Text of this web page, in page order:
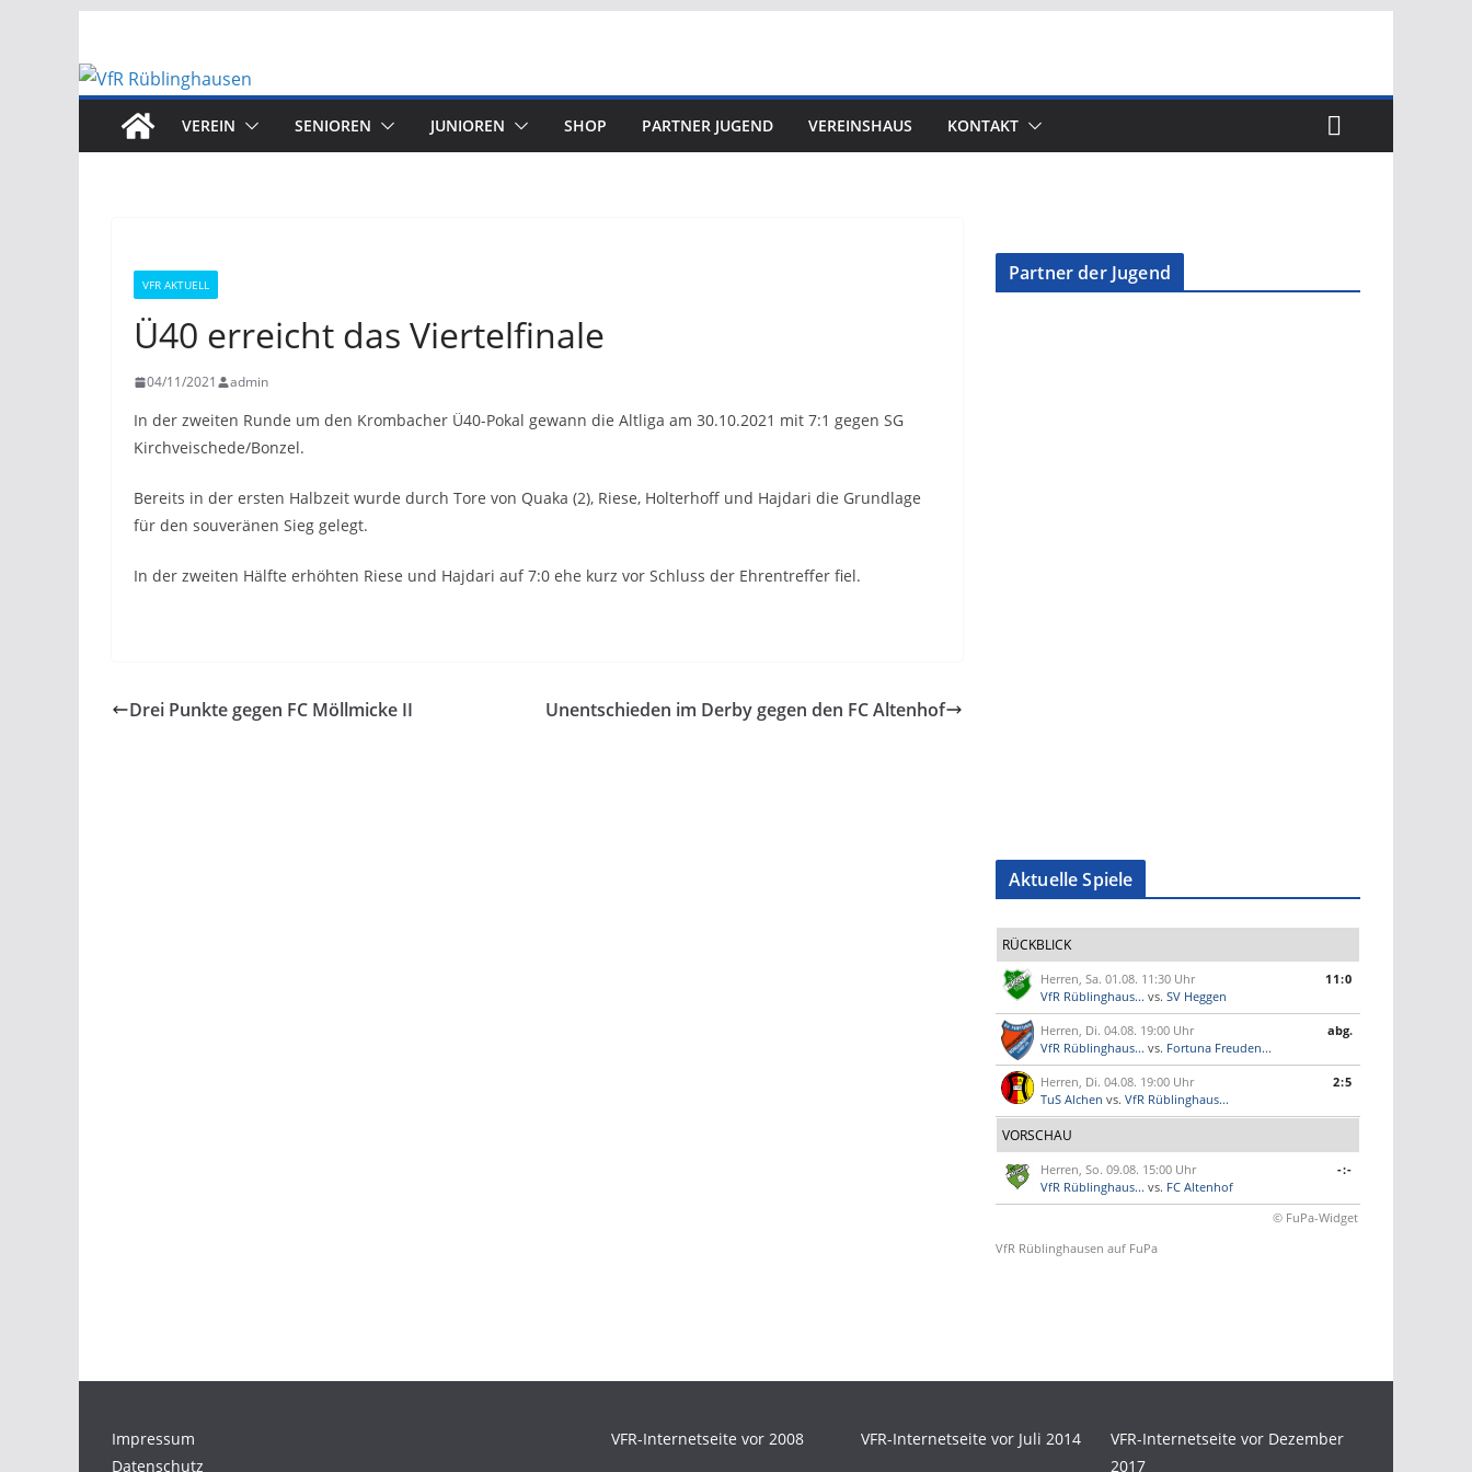
springen
VEREIN SENIOREN JUNIOREN SHOP PARTNER JUGEND VEREINSHAUS KONTAKT
VFR AKTUELL
Ü40 erreicht das Viertelfinale
04/11/2021 admin
In der zweiten Runde um den Krombacher Ü40-Pokal gewann die Altliga am 30.10.2021 mit 7:1 gegen SG
Kirchveischede/Bonzel.
Bereits in der ersten Halbzeit wurde durch Tore von Quaka (2), Riese, Holterhoff und Hajdari die Grundlage
für den souveränen Sieg gelegt.
In der zweiten Hälfte erhöhten Riese und Hajdari auf 7:0 ehe kurz vor Schluss der Ehrentreffer fiel.
Drei Punkte gegen FC Möllmicke II Unentschieden im Derby gegen den FC Altenhof
Partner der Jugend
Aktuelle Spiele
RÜCKBLICK
Herren, Sa. 01.08. 11:30 Uhr
VfR Rüblinghaus... vs. SV Heggen
11:0
Herren, Di. 04.08. 19:00 Uhr
VfR Rüblinghaus... vs. Fortuna Freuden...
abg.
Herren, Di. 04.08. 19:00 Uhr
TuS Alchen vs. VfR Rüblinghaus...
2:5
VORSCHAU
Herren, So. 09.08. 15:00 Uhr
VfR Rüblinghaus... vs. FC Altenhof
-:-
© FuPa-Widget
VfR Rüblinghausen auf FuPa
Impressum
Datenschutz
VFR-Internetseite vor 2008 VFR-Internetseite vor Juli 2014
VFR-Internetseite vor Dezember
2017